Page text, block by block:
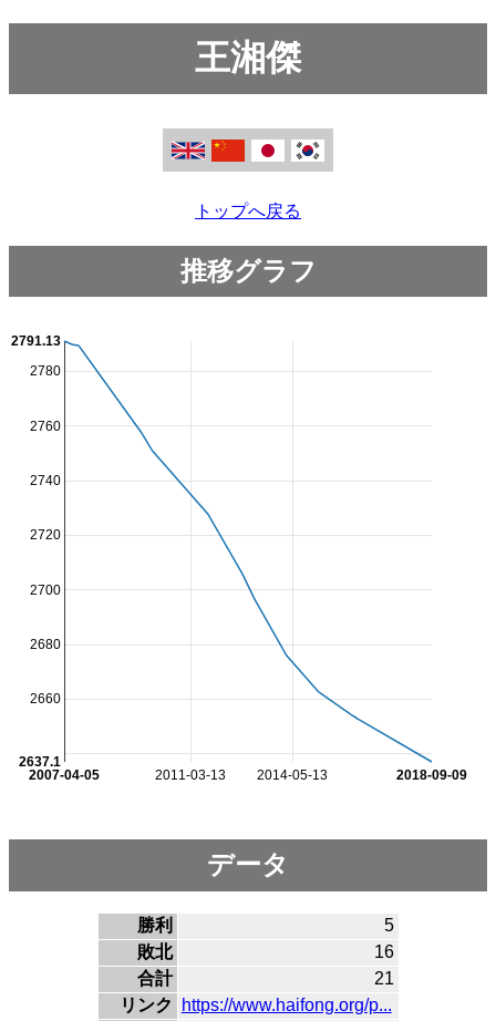
王湘傑
トップへ戻る
推移グラフ
2011-03-13 2014-05-13
2007-04-05 2018-09-09
2660
2680
2700
2720
2740
2760
2780
2637.1
2791.13
データ
勝利
5
敗北
16
合計
21
リンク
https://www.haifong.org/p...